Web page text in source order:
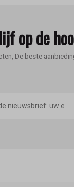
op de
De beste